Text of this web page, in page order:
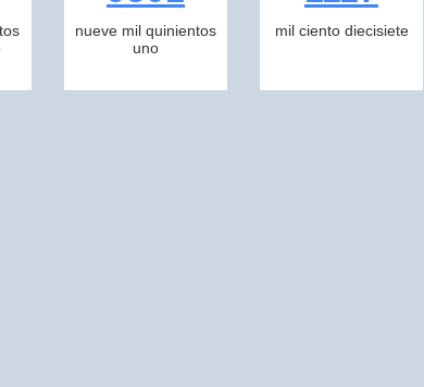
nueve mil quinientos
uno
mil ciento diecisiete